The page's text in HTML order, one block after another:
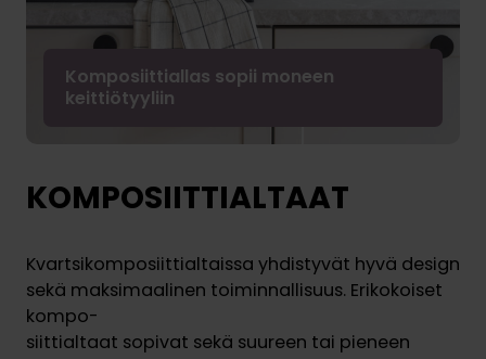
Komposiittiallas sopii moneen
keittiötyyliin
KOMPOSIITTIALTAAT
Kvartsikomposiittialtaissa yhdistyvät hyvä design
sekä maksimaalinen toiminnallisuus. Erikokoiset
kompo-
siittialtaat sopivat sekä suureen tai pieneen